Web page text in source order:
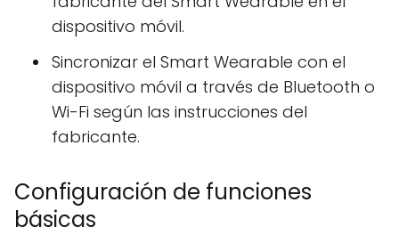
dispositivo móvil.
Sincronizar el Smart Wearable con el
dispositivo móvil a través de Bluetooth o
Wi-Fi según las instrucciones del
fabricante.
Configuración de funciones
básicas